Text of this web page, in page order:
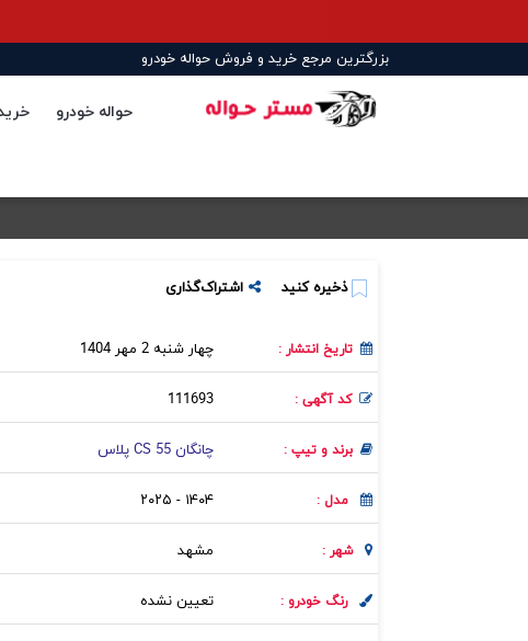
بزرگترین مرجع خرید و فروش حواله خودرو
حواله خودرو
ذخیره کنید اشتراک‌گذاری
تاریخ انتشار : چهار شنبه 2 مهر 1404
کد آگهی : 111693
برند و تیپ : چانگان CS 55 پلاس
مدل : ۱۴۰۴ - ۲۰۲۵
شهر : مشهد
رنگ خودرو : تعیین نشده